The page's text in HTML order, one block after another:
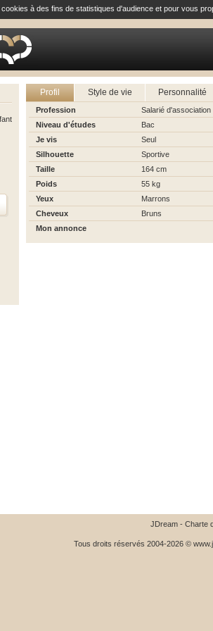
à des fins de statistiques d'audience et pour vous
Profil Style de vie Personnalité
Profession
Salarié d'association
Niveau d'études
Bac
Je vis
Seul
Silhouette
Sportive
Taille
164 cm
Poids
55 kg
Yeux
Marrons
Cheveux
Bruns
Mon annonce
JDream - Charte
Tous droits réservés 2004-2026 ©